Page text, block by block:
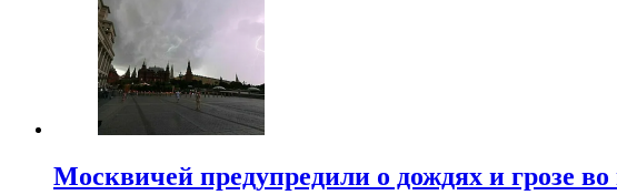
Москвичей предупредили о дождях и грозе